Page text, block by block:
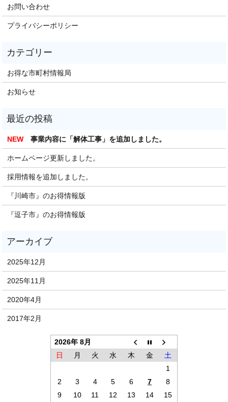
お問い合わせ
プライバシーポリシー
お得な市町村情報局
お知らせ
NEW 事業内容に「解体工事」を追加しました。
ホームページ更新しました。
採用情報を追加しました。
『川崎市』のお得情報版
『逗子市』のお得情報版
2025年12月
2025年11月
2020年4月
2017年2月
2026年 8月
日
月 火 水 木 金
土
1
2
3 4 5 6 7
8
9
10 11 12 13 14 15